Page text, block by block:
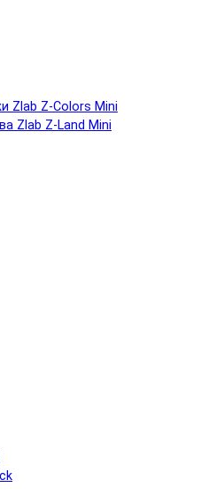
Zlab Z-Colors Mini
Zlab Z-Land Mini